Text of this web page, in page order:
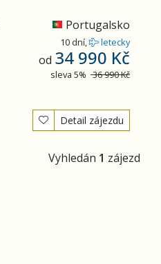
Portugalsko
10 dní, letecky
od 34 990 Kč
sleva 5% 36 990 Kč
Detail zájezdu
Vyhledán 1 zájezd